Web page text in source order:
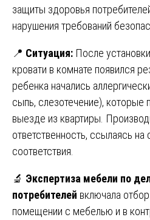
защиты здоровья
нарушения требований
📍 Ситуация: После
кровати в комнате появился
ребенка начались
сыпь, слезотечение), которые
выезде из квартиры.
ответственность, ссылаясь на
соответствия.
🔬 Экспертиза мебели по
потребителей включала
помещении с мебелью и в